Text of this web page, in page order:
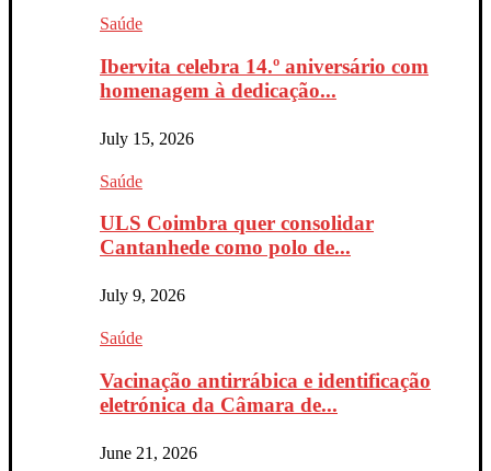
Saúde
Ibervita celebra 14.º aniversário com
homenagem à dedicação...
July 15, 2026
Saúde
ULS Coimbra quer consolidar
Cantanhede como polo de...
July 9, 2026
Saúde
Vacinação antirrábica e identificação
eletrónica da Câmara de...
June 21, 2026